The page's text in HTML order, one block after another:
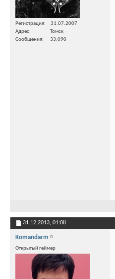
Регистрация
31.07.2007
Адрес
Томск
Сообщения
33,090
31.12.2013, 01:08
Komandarm
Открытый геймер